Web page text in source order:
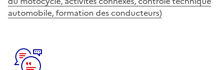
automobile, formation des conducteurs)